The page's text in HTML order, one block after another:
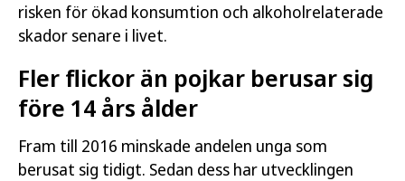
risken för ökad konsumtion och alkoholrelaterade
skador senare i livet.
Fler flickor än pojkar berusar sig
före 14 års ålder
Fram till 2016 minskade andelen unga som
berusat sig tidigt. Sedan dess har utvecklingen